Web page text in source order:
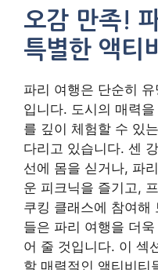
오감 만족!
특별한 액티
파리 여행은 단순히
입니다. 도시의 매력
를 깊이 체험할 수 있
다리고 있습니다. 센
선에 몸을 싣거나, 파
운 피크닉을 즐기고,
쿠킹 클래스에 참여해
들은 파리 여행을 더
어 줄 것입니다. 이 섹
할 매력적인 액티비티